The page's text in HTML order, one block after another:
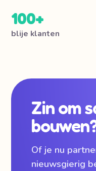
100+
blije klanten
Zin om
Of je nu
nieuwsgierig